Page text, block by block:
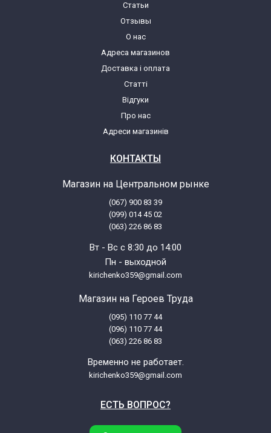
Статьи
Отзывы
О нас
Адреса магазинов
Доставка і оплата
Статті
Відгуки
Про нас
Адреси магазинів
КОНТАКТЫ
Магазин на Центральном рынке
(067) 900 83 39
(099) 014 45 02
(063) 226 86 83
Вт - Вс с 8:30 до 14:00
Пн - выходной
kirichenko359@gmail.com
Магазин на Героев Труда
(095) 110 77 44
(096) 110 77 44
(063) 226 86 83
Временно не работает.
kirichenko359@gmail.com
ЕСТЬ ВОПРОС?